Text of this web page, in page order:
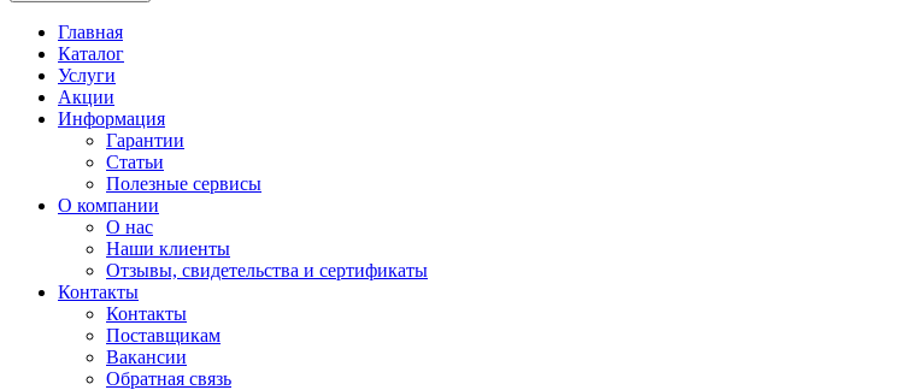
Главная
Каталог
Услуги
Акции
Информация
Гарантии
Статьи
Полезные сервисы
О компании
О нас
Наши клиенты
Отзывы, свидетельства и сертификаты
Контакты
Контакты
Поставщикам
Вакансии
Обратная связь